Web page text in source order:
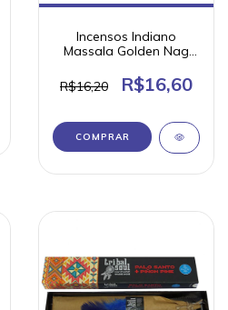
Incensos Indiano
Massala Golden Nag
15g
R$16,20 R$16,60
COMPRAR